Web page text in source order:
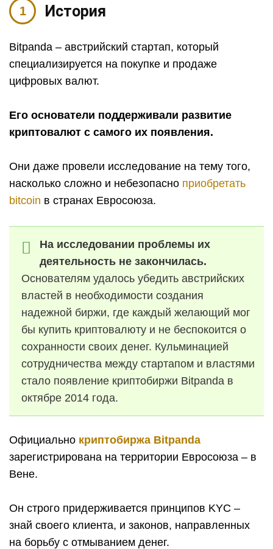
История
Bitpanda – австрийский стартап, который
специализируется на покупке и продаже
цифровых валют.
Его основатели поддерживали развитие
криптовалют с самого их появления.
Они даже провели исследование на тему того,
насколько сложно и небезопасно приобретать
bitcoin в странах Евросоюза.
На исследовании проблемы их
деятельность не закончилась.
Основателям удалось убедить австрийских
властей в необходимости создания
надежной биржи, где каждый желающий мог
бы купить криптовалюту и не беспокоится о
сохранности своих денег. Кульминацией
сотрудничества между стартапом и властями
стало появление криптобиржи Bitpanda в
октябре 2014 года.
Официально криптобиржа Bitpanda
зарегистрирована на территории Евросоюза – в
Вене.
Он строго придерживается принципов KYC –
знай своего клиента, и законов, направленных
на борьбу с отмыванием денег.